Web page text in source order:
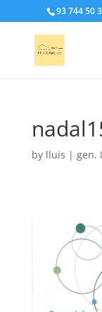
93 744 50
by lluis | gen.